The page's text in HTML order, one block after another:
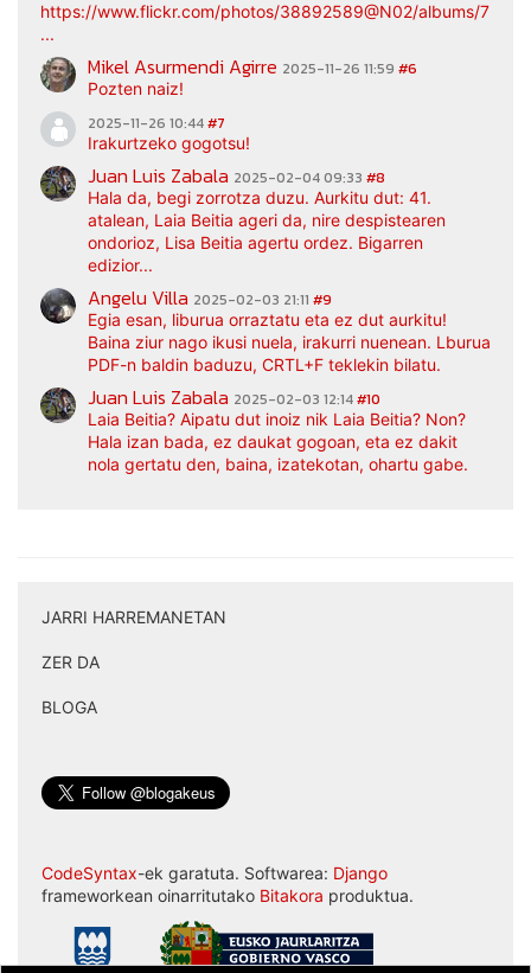
https://www.flickr.com/photos/38892589@N02/albums/
...
Mikel Asurmendi Agirre 2025-11-26 11:59 #6
Pozten naiz!
2025-11-26 10:44#7
Irakurtzeko gogotsu!
Juan Luis Zabala 2025-02-04 09:33 #8
Hala da, begi zorrotza duzu. Aurkitu dut: 41.
atalean, Laia Beitia ageri da, nire despistearen
ondorioz, Lisa Beitia agertu ordez. Bigarren
edizior...
Angelu Villa 2025-02-03 21:11 #9
Egia esan, liburua orraztatu eta ez dut aurkitu!
Baina ziur nago ikusi nuela, irakurri nuenean. Lburua
PDF-n baldin baduzu, CRTL+F teklekin bilatu.
Juan Luis Zabala 2025-02-03 12:14#10
Laia Beitia? Aipatu dut inoiz nik Laia Beitia? Non?
Hala izan bada, ez daukat gogoan, eta ez dakit
nola gertatu den, baina, izatekotan, ohartu gabe.
JARRI HARREMANETAN
ZER DA
BLOGA
CodeSyntax-ek garatuta. Softwarea: Django
frameworkean oinarritutako Bitakora produktua.